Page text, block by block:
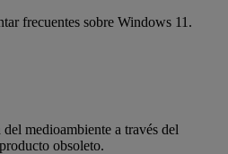
frecuentes sobre Windows 11.
medioambiente a través del
obsoleto.